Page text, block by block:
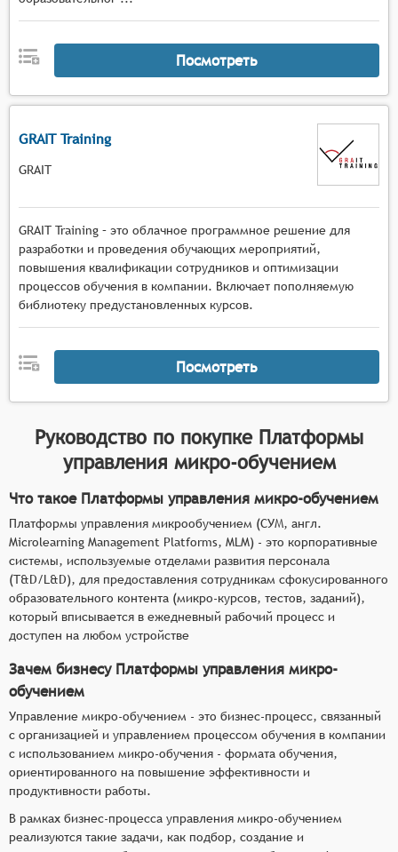
Посмотреть
GRAIT Training
GRAIT
GRAIT Training – это облачное программное решение для
разработки и проведения обучающих мероприятий,
повышения квалификации сотрудников и оптимизации
процессов обучения в компании. Включает пополняемую
библиотеку предустановленных курсов.
Посмотреть
Руководство по покупке Платформы
управления микро-обучением
Что такое Платформы управления микро-обучением
Платформы управления микрообучением (СУМ, англ.
Microlearning Management Platforms, MLM) - это корпоративные
системы, используемые отделами развития персонала
(T&D/L&D), для предоставления сотрудникам сфокусированного
образовательного контента (микро-курсов, тестов, заданий),
который вписывается в ежедневный рабочий процесс и
доступен на любом устройстве
Зачем бизнесу Платформы управления микро-
обучением
Управление микро-обучением - это бизнес-процесс, связанный
с организацией и управлением процессом обучения в компании
с использованием микро-обучения - формата обучения,
ориентированного на повышение эффективности и
продуктивности работы.
В рамках бизнес-процесса управления микро-обучением
реализуются такие задачи, как подбор, создание и